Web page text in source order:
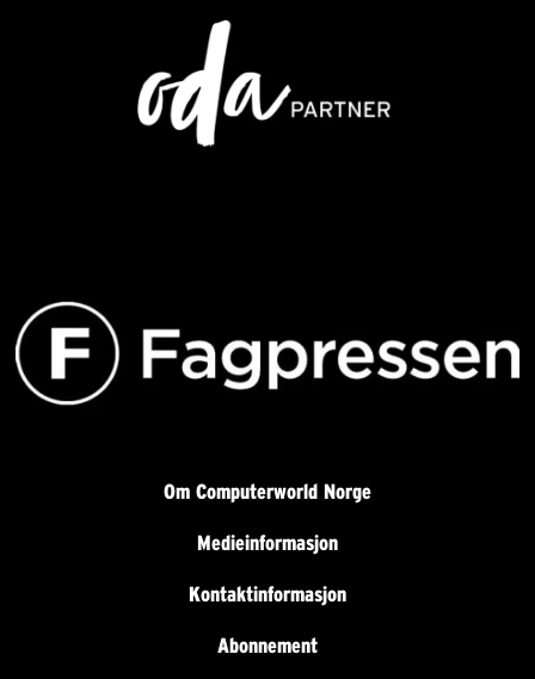
Om Computerworld Norge
Medieinformasjon
Kontaktinformasjon
Abonnement